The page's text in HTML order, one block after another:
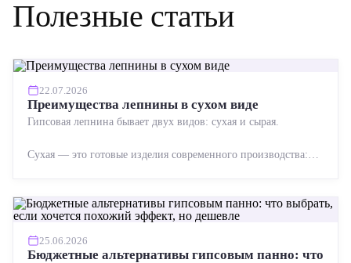
Полезные статьи
22.07.2026
Преимущества лепнины в сухом виде
Гипсовая лепнина бывает двух видов: сухая и сырая.
Сухая — это готовые изделия современного производства:
25.06.2026
Бюджетные альтернативы гипсовым панно: что